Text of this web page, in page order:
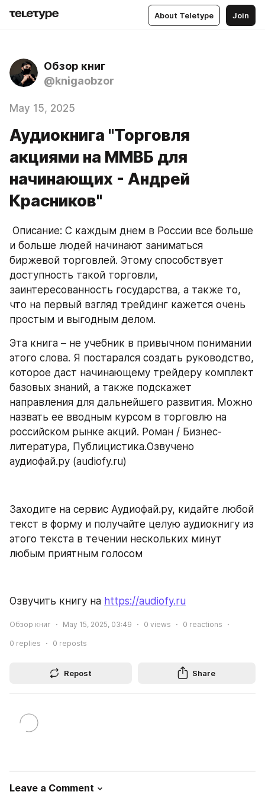
About Teletype Join
Обзор книг
@knigaobzor
May 15, 2025
Аудиокнига "Торговля
акциями на ММВБ для
начинающих - Андрей
Красников"
и больше людей начинают заниматься
биржевой торговлей. Этому способствует
доступность такой торговли,
заинтересованность государства, а также то,
что на первый взгляд трейдинг кажется очень
простым и выгодным делом.
Эта книга – не учебник в привычном понимании
этого слова. Я постарался создать руководство,
которое даст начинающему трейдеру комплект
базовых знаний, а также подскажет
направления для дальнейшего развития. Можно
назвать ее вводным курсом в торговлю на
российском рынке акций. Роман / Бизнес-
литература, Публицистика.Озвучено
аудиофай.ру (audiofy.ru)
Заходите на сервис Аудиофай.ру, кидайте любой
текст в форму и получайте целую аудиокнигу из
этого текста в течении нескольких минут
любым приятным голосом
Озвучить книгу на https://audiofy.ru
Обзор книг May 15, 2025, 03:49 0 views 0 reactions
0 replies 0 reposts
Repost Share
Leave a Comment